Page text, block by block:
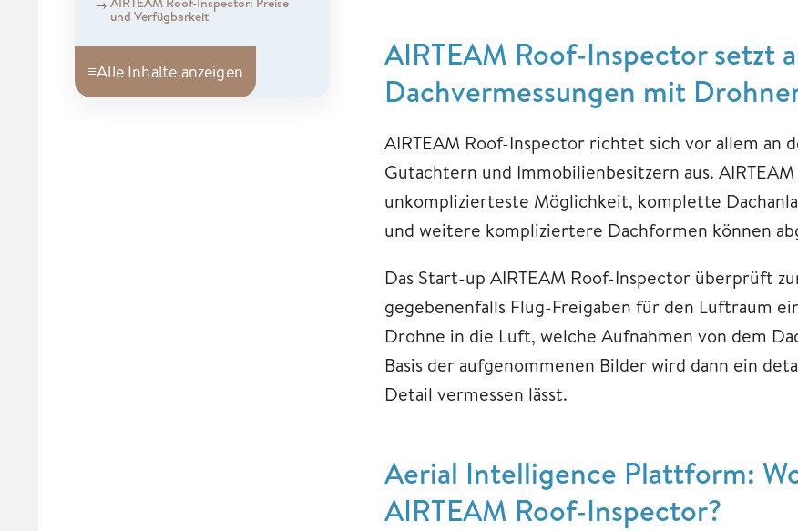
und Verfügbarkeit
≡Alle Inhalte anzeigen
AIRTEAM Roof-Inspector setzt
Dachvermessungen mit
AIRTEAM Roof-Inspector richtet sich vor allem an
Gutachtern und Immobilienbesitzern aus.
unkomplizierteste Möglichkeit, komplette
und weitere kompliziertere Dachformen können
Das Start-up AIRTEAM Roof-Inspector überprüft
gegebenenfalls Flug-Freigaben für den Luftraum
Drohne in die Luft, welche Aufnahmen von dem
Basis der aufgenommenen Bilder wird dann ein
Detail vermessen lässt.
Aerial Intelligence Plattform:
AIRTEAM Roof-Inspector?